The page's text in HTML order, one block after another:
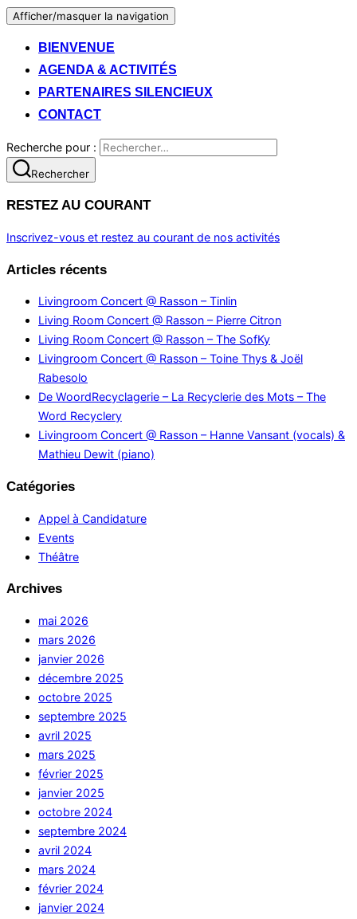
Afficher/masquer la navigation
BIENVENUE
AGENDA & ACTIVITÉS
PARTENAIRES SILENCIEUX
CONTACT
Recherche pour :
Rechercher
RESTEZ AU COURANT
Inscrivez-vous et restez au courant de nos activités
Articles récents
Livingroom Concert @ Rasson – Tinlin
Living Room Concert @ Rasson – Pierre Citron
Living Room Concert @ Rasson – The SofKy
Livingroom Concert @ Rasson – Toine Thys & Joël
Rabesolo
De WoordRecyclagerie – La Recyclerie des Mots – The
Word Recyclery
Livingroom Concert @ Rasson – Hanne Vansant (vocals) &
Mathieu Dewit (piano)
Catégories
Appel à Candidature
Events
Théâtre
Archives
mai 2026
mars 2026
janvier 2026
décembre 2025
octobre 2025
septembre 2025
avril 2025
mars 2025
février 2025
janvier 2025
octobre 2024
septembre 2024
avril 2024
mars 2024
février 2024
janvier 2024